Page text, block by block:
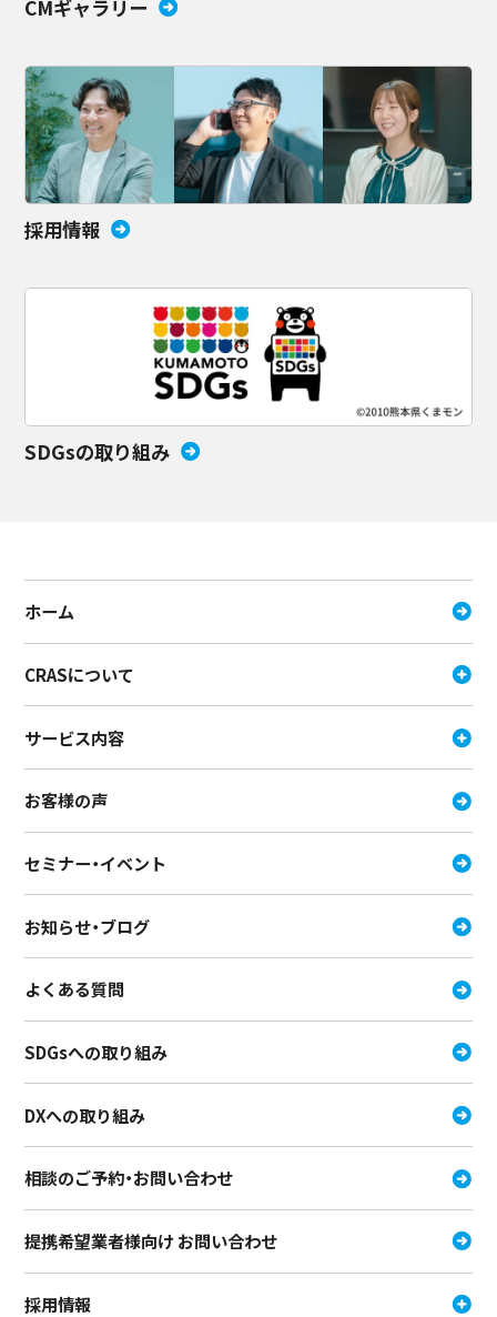
CMギャラリー
採用情報
SDGsの取り組み
ホーム
CRASについて
サービス内容
お客様の声
セミナー・イベント
お知らせ・ブログ
よくある質問
SDGsへの取り組み
DXへの取り組み
相談のご予約・お問い合わせ
提携希望業者様向け お問い合わせ
採用情報